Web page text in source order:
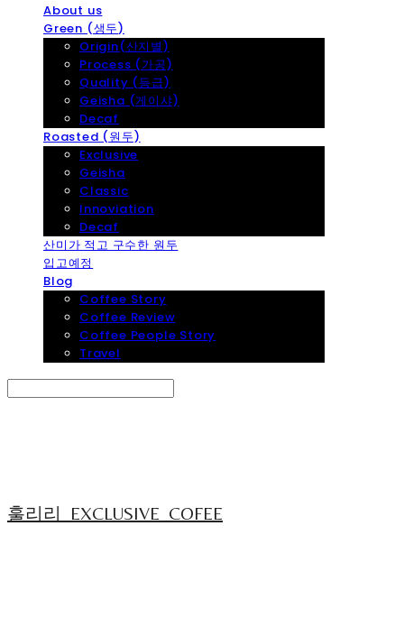
About us
Green (생두)
Origin(산지별)
Process (가공)
Quality (등급)
Geisha (게이샤)
Decaf
Roasted (원두)
Exclusive
Geisha
Classic
Innoviation
Decaf
산미가 적고 구수한 원두
입고예정
Blog
Coffee Story
Coffee Review
Coffee People Story
Travel
훌리리_EXCLUSIVE_COFEE